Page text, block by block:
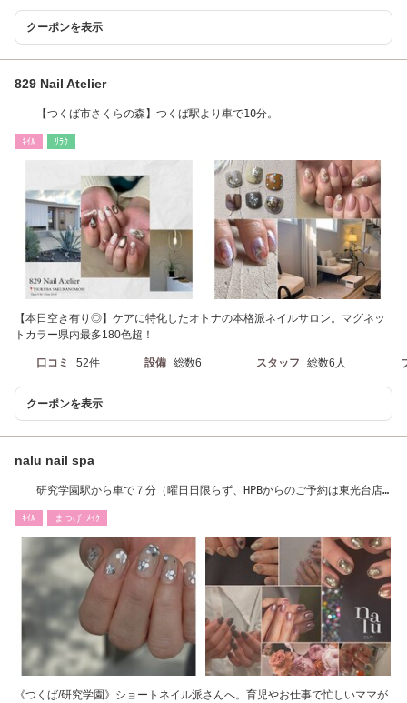
クーポンを表示
829 Nail Atelier
【つくば市さくらの森】つくば駅より車で10分。
ﾈｲﾙ ﾘﾗｸ
【本日空き有り◎】ケアに特化したオトナの本格派ネイルサロン。マグネッ
トカラー県内最多180色超！
口コミ 52件 設備 総数6 スタッフ 総数6人
クーポンを表示
nalu nail spa
研究学園駅から車で７分（曜日日限らず、HPBからのご予約は東光台店
ﾈｲﾙ まつげ･ﾒｲｸ
《つくば/研究学園》ショートネイル派さんへ。育児やお仕事で忙しいママが